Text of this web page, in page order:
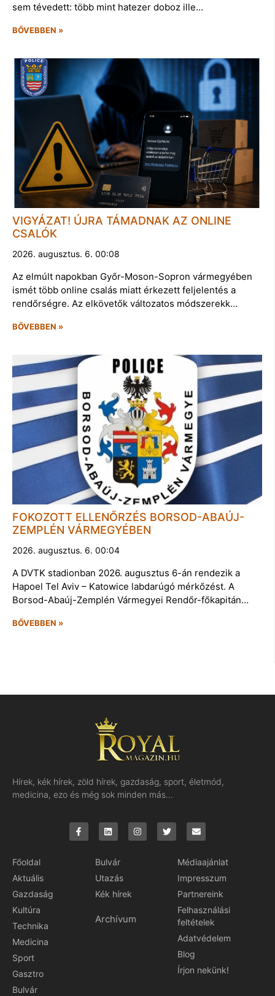
sem tévedett: több mint hatezer doboz ille…
BŐVEBBEN »
VIGYÁZAT! ÚJRA TÁMADNAK AZ ONLINE
CSALÓK
2026. augusztus. 6. 00:08
Az elmúlt napokban Győr-Moson-Sopron vármegyében
ismét több online csalás miatt érkezett feljelentés a
rendőrségre. Az elkövetők változatos módszerekk…
BŐVEBBEN »
FOKOZOTT ELLENŐRZÉS BORSOD-ABAÚJ-
ZEMPLÉN VÁRMEGYÉBEN
2026. augusztus. 6. 00:04
A DVTK stadionban 2026. augusztus 6-án rendezik a
Hapoel Tel Aviv – Katowice labdarúgó mérkőzést. A
Borsod-Abaúj-Zemplén Vármegyei Rendőr-főkapitán…
BŐVEBBEN »
Hírek, kék hírek, zöld hírek, gazdaság, sport, életmód,
medicina, ezo és még sok minden más…
Főoldal
Aktuális
Gazdaság
Kultúra
Technika
Medicina
Sport
Gasztro
Bulvár
Bulvár
Utazás
Kék hírek
Archívum
Médiaajánlat
Impresszum
Partnereink
Felhasználási
feltételek
Adatvédelem
Blog
Írjon nekünk!